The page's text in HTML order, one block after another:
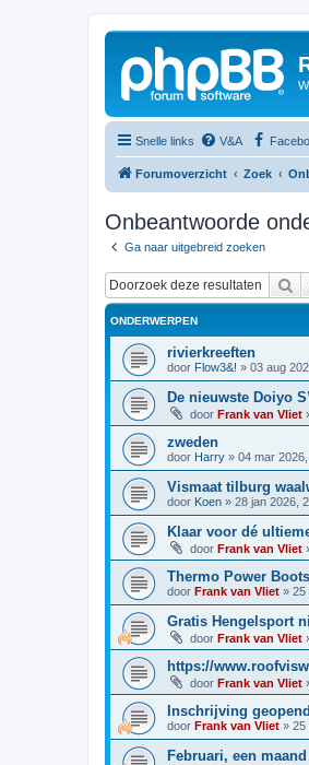
Snelle links V&A
Forumoverzicht Zoek
Onbeantwoorde
Ga naar uitgebreid zoeken
ONDERWERPEN
rivierkreeften
door Flow3&! » 03 aug
De nieuwste Doiyo
door Frank van Vliet
zweden
door Harry » 04 mar
Vismaat tilburg
door Koen » 28 jan 2026,
Klaar voor dé
door Frank van Vliet
Thermo Power
door Frank van Vliet » 25
Gratis Hengelsport
door Frank van Vliet
https://
door Frank van Vliet
Inschrijving
door Frank van Vliet » 25
Februari, een